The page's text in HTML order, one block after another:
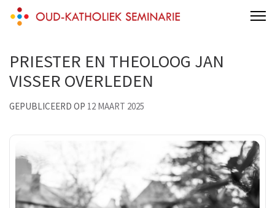
Skip
(Press
Enter)
Oud-Katholiek Seminarie
PRIESTER EN THEOLOOG JAN
VISSER OVERLEDEN
GEPUBLICEERD OP 12 MAART 2025